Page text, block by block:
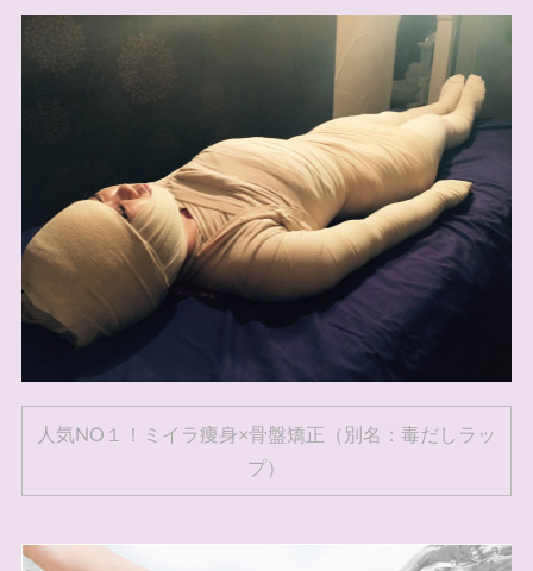
人気NO１！ミイラ痩身×骨盤矯正（別名：毒だしラッ
プ）